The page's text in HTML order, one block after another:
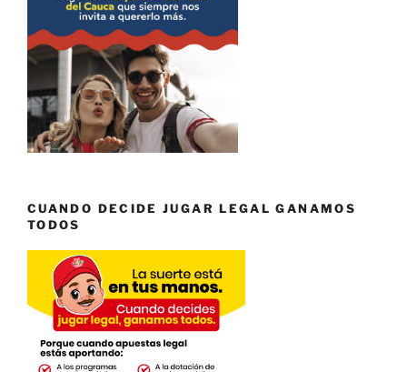
CUANDO DECIDE JUGAR LEGAL GANAMOS
TODOS